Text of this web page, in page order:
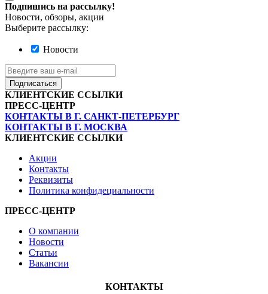
Подпишись на рассылку!
Новости, обзоры, акции
Выберите рассылку:
Новости
Подписаться
КЛИЕНТСКИЕ ССЫЛКИ
ПРЕСС-ЦЕНТР
КОНТАКТЫ В Г. САНКТ-ПЕТЕРБУРГ
КОНТАКТЫ В Г. МОСКВА
КЛИЕНТСКИЕ ССЫЛКИ
Акции
Контакты
Реквизиты
Политика конфидециальности
ПРЕСС-ЦЕНТР
О компании
Новости
Статьи
Вакансии
КОНТАКТЫ